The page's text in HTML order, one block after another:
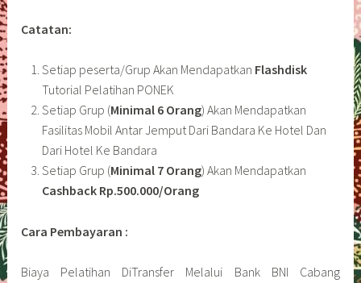
Catatan:
Setiap peserta/Grup Akan Mendapatkan Flashdisk
Tutorial Pelatihan PONEK
Setiap Grup (Minimal 6 Orang) Akan Mendapatkan
Fasilitas Mobil Antar Jemput Dari Bandara Ke Hotel Dan
Dari Hotel Ke Bandara
Setiap Grup (Minimal 7 Orang) Akan Mendapatkan
Cashback Rp.500.000/Orang
Cara Pembayaran :
Biaya Pelatihan DiTransfer Melalui Bank BNI Cabang